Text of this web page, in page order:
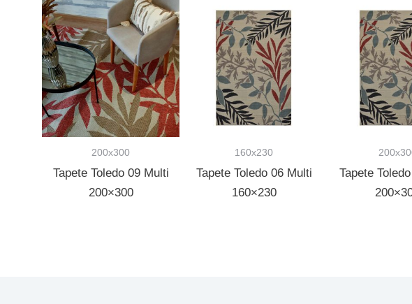
200x300
Tapete Toledo 09 Multi
200×300
160x230
Tapete Toledo 06 Multi
160×230
Tapete